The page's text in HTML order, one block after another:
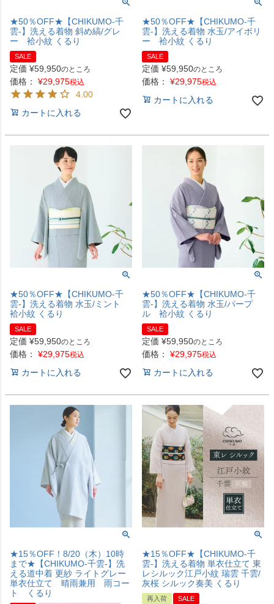
★50％OFF★【CHIKUMO-千
雲-】洗える着物 斜め縞/グレ
ー 袷小紋 くるり
SALE
定価 ¥59,950のところ
価格： ¥29,975税込
4.00
カートに入れる
★50％OFF★【CHIKUMO-千
雲-】洗える着物 水玉/アイボリ
ー 袷小紋 くるり
SALE
定価 ¥59,950のところ
価格： ¥29,975税込
カートに入れる
★50％OFF★【CHIKUMO-千
雲-】洗える着物 水玉/ミント
袷小紋 くるり
SALE
定価 ¥59,950のところ
価格： ¥29,975税込
カートに入れる
★50％OFF★【CHIKUMO-千
雲-】洗える着物 水玉/パープ
ル 袷小紋 くるり
SALE
定価 ¥59,950のところ
価格： ¥29,975税込
カートに入れる
★15％OFF！8/20（木）10時
まで★【CHIKUMO-千雲-】洗
える道中着 更紗 ライトグレー
単衣仕立て 晴雨兼用 雨コー
ト くるり
★15％OFF★【CHIKUMO-千
雲-】洗える着物 単衣仕立て 東
レシルック江戸小紋 瑞雲 千雲/
灰桜 シルック奏美 くるり
再入荷 SALE